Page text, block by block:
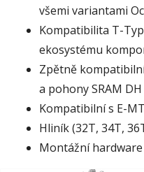
všemi variantami
Kompatibilita T-
ekosystému
Zpětně
a pohony SRAM DH
Kompatibilní s E-
Hliník (32T, 34T,
Montážní